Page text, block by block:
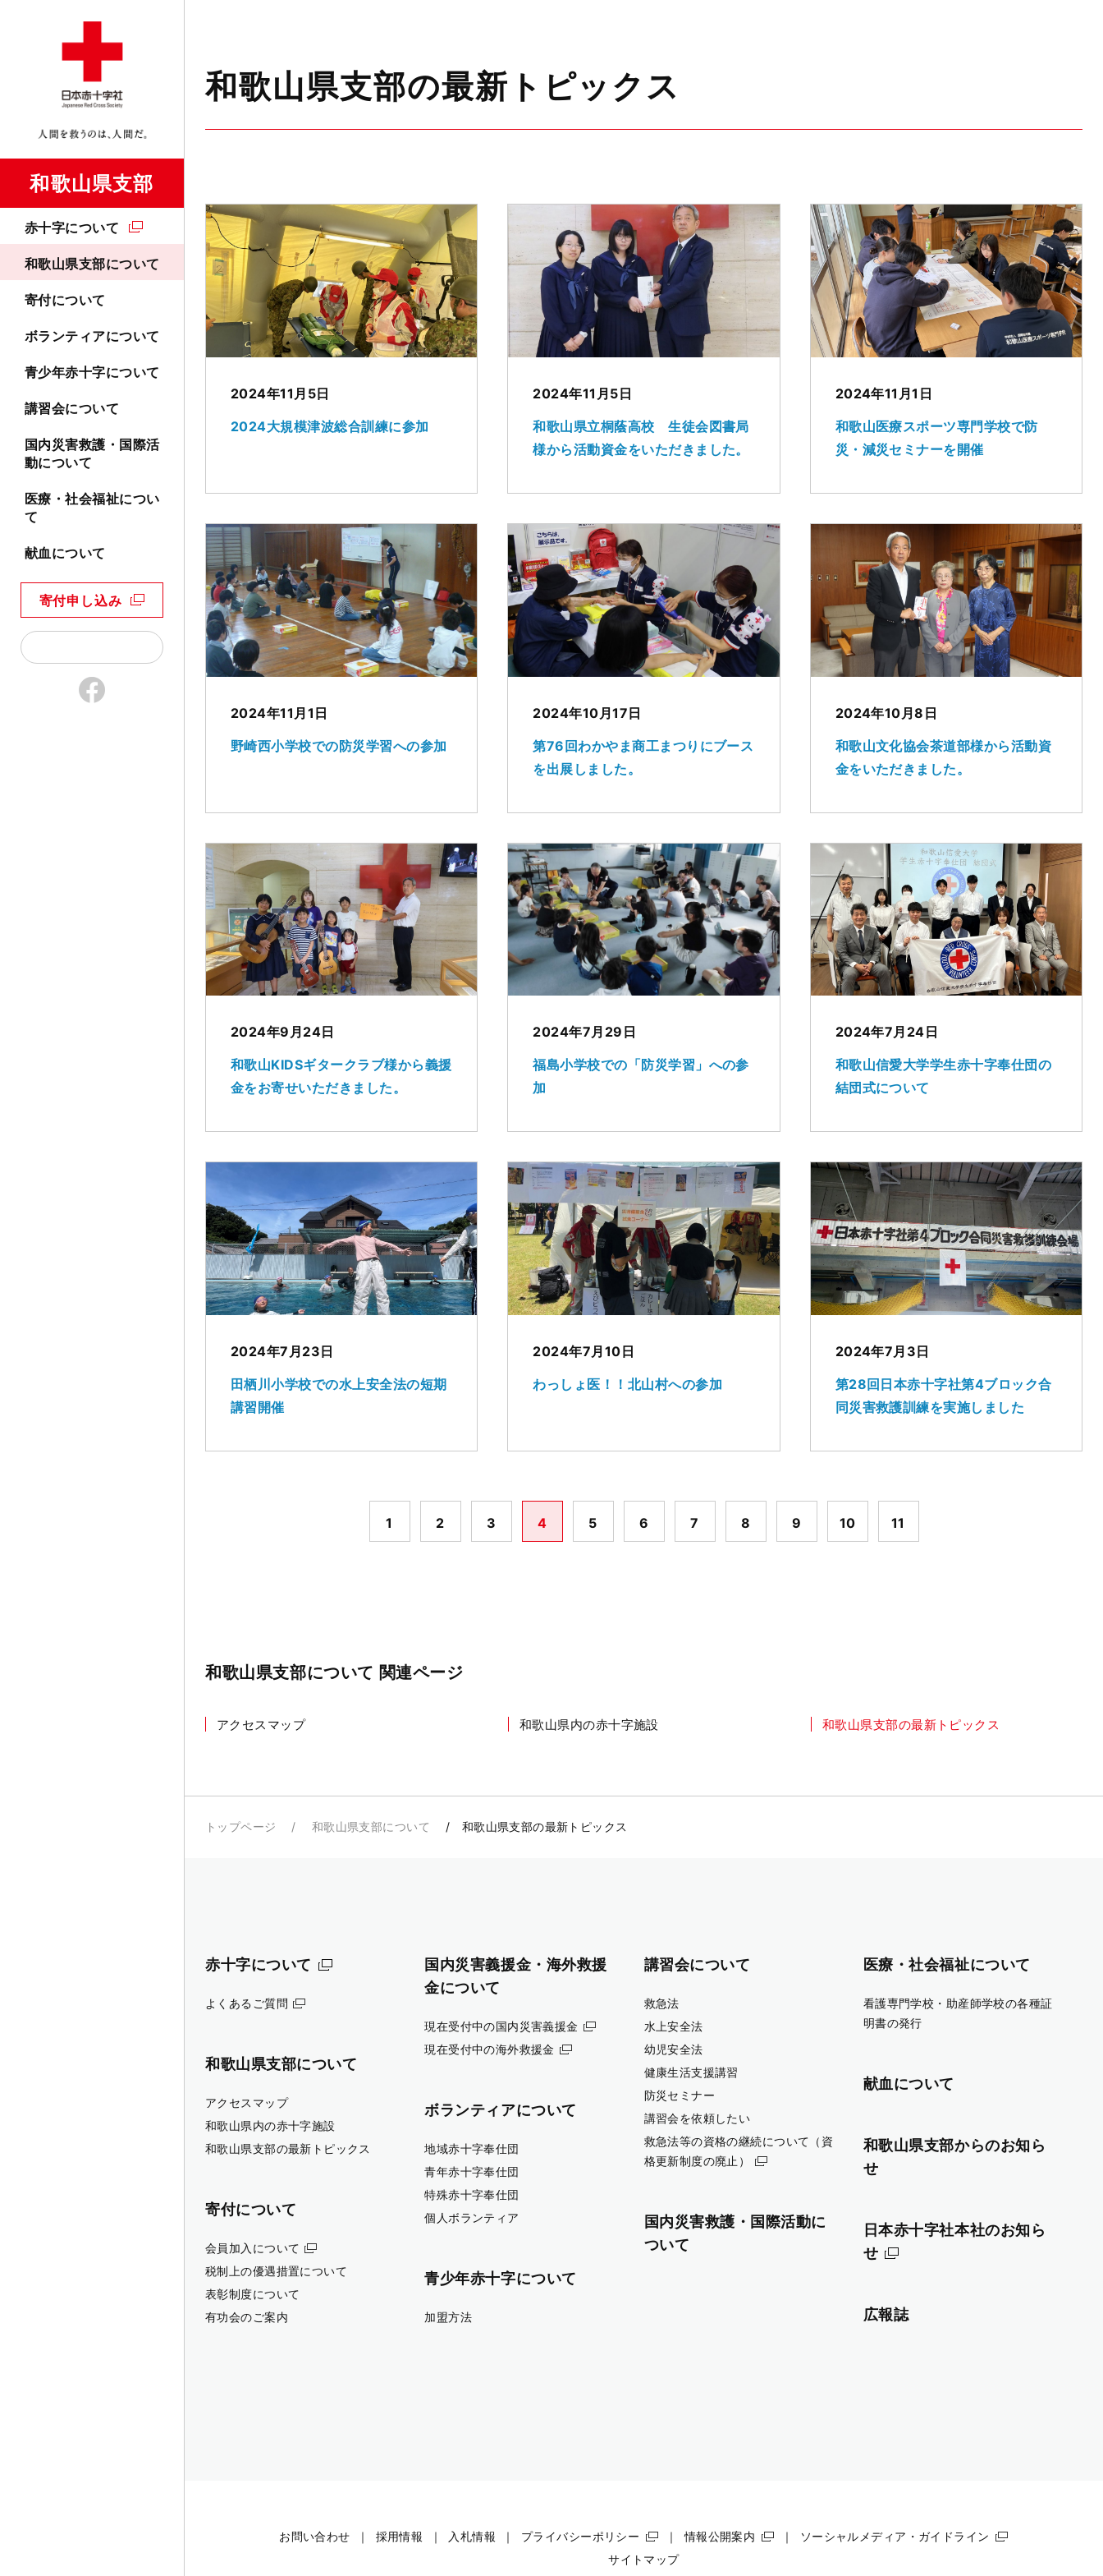
和歌山県支部
赤十字について
和歌山県支部について
寄付について
ボランティアについて
青少年赤十字について
講習会について
国内災害救護・国際活
動について
医療・社会福祉につい
て
献血について
寄付申し込み
和歌山県支部の最新トピックス
2024年11月5日
2024大規模津波総合訓練に参加
2024年11月5日
和歌山県立桐蔭高校 生徒会図書局
様から活動資金をいただきました。
2024年11月1日
和歌山医療スポーツ専門学校で防
災・減災セミナーを開催
2024年11月1日
野崎西小学校での防災学習への参加
2024年10月17日
第76回わかやま商工まつりにブース
を出展しました。
2024年10月8日
和歌山文化協会茶道部様から活動資
金をいただきました。
2024年9月24日
和歌山KIDSギタークラブ様から義援
金をお寄せいただきました。
2024年7月29日
福島小学校での「防災学習」への参
加
2024年7月24日
和歌山信愛大学学生赤十字奉仕団の
結団式について
2024年7月23日
田栖川小学校での水上安全法の短期
講習開催
2024年7月10日
わっしょ医！！北山村への参加
2024年7月3日
第28回日本赤十字社第4ブロック合
同災害救護訓練を実施しました
1 2 3 4 5 6 7 8 9 10 11
和歌山県支部について 関連ページ
アクセスマップ 和歌山県内の赤十字施設 和歌山県支部の最新トピックス
トップページ 和歌山県支部について 和歌山県支部の最新トピックス
赤十字について
よくあるご質問
和歌山県支部について
アクセスマップ
和歌山県内の赤十字施設
和歌山県支部の最新トピックス
寄付について
会員加入について
税制上の優遇措置について
表彰制度について
有功会のご案内
国内災害義援金・海外救援
金について
現在受付中の国内災害義援金
現在受付中の海外救援金
ボランティアについて
地域赤十字奉仕団
青年赤十字奉仕団
特殊赤十字奉仕団
個人ボランティア
青少年赤十字について
加盟方法
講習会について
救急法
水上安全法
幼児安全法
健康生活支援講習
防災セミナー
講習会を依頼したい
救急法等の資格の継続について（資
格更新制度の廃止）
国内災害救護・国際活動に
ついて
医療・社会福祉について
看護専門学校・助産師学校の各種証
明書の発行
献血について
和歌山県支部からのお知ら
せ
日本赤十字社本社のお知ら
せ
広報誌
お問い合わせ 採用情報 入札情報 プライバシーポリシー 情報公開案内
ソーシャルメディア・ガイドライン
サイトマップ